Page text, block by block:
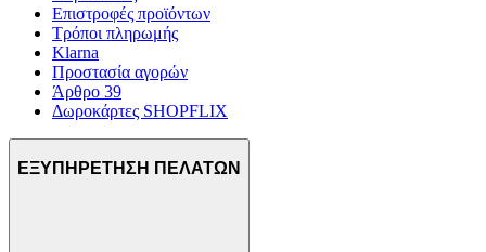
Επιστροφές προϊόντων
Τρόποι πληρωμής
Klarna
Προστασία αγορών
Άρθρο 39
Δωροκάρτες SHOPFLIX
ΕΞΥΠΗΡΕΤΗΣΗ ΠΕΛΑΤΩΝ